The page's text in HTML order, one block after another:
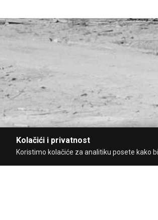
Kolačići i privatnost
Koristimo kolačiće za analitiku posete kako